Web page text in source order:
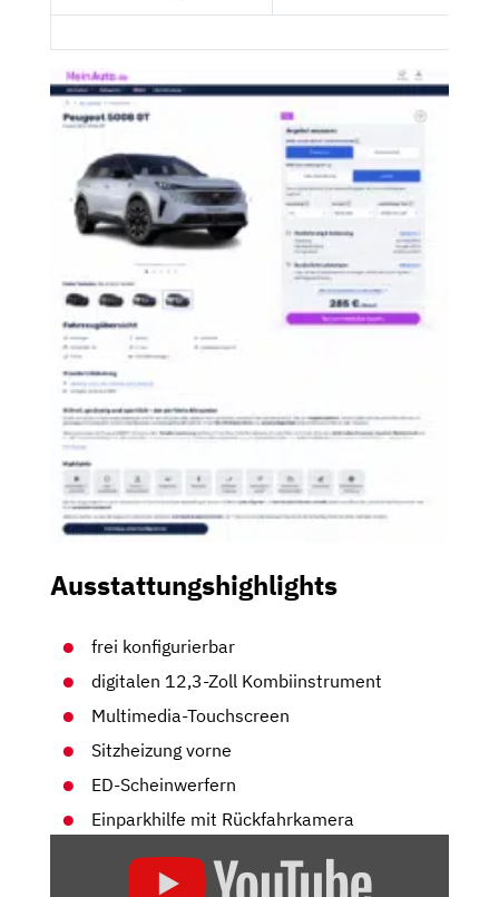
Ausstattungshighlights
frei konfigurierbar
digitalen 12,3-Zoll Kombiinstrument
Multimedia-Touchscreen
Sitzheizung vorne
ED-Scheinwerfern
Einparkhilfe mit Rückfahrkamera